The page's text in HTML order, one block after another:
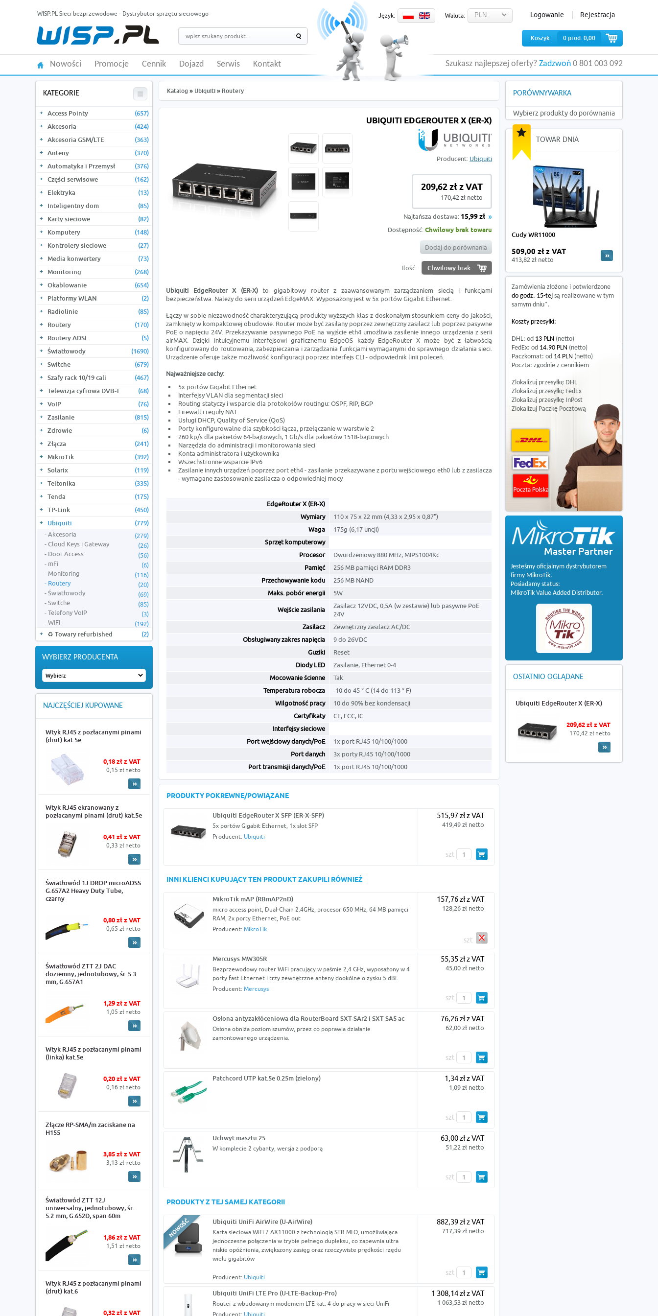
WISP.PL Sieci bezprzewodowe - Dystrybutor sprzętu sieciowego Język: Waluta: Logowanie Rejestracja
Koszyk 0 prod. 0,00
Szukasz najlepszej oferty? Zadzwoń 0 801 003 092
Nowości Promocje Cennik Dojazd Serwis Kontakt
KATEGORIE
Access Pointy
(657)
Akcesoria
(424)
Akcesoria GSM/LTE
(363)
Anteny
(370)
Automatyka i Przemysł
(376)
Części serwisowe
(162)
Elektryka
(13)
Inteligentny dom
(85)
Karty sieciowe
(82)
Komputery
(148)
Kontrolery sieciowe
(27)
Media konwertery
(73)
Monitoring
(268)
Okablowanie
(654)
Platformy WLAN
(2)
Radiolinie
(85)
Routery
(170)
Routery ADSL
(5)
Światłowody
(1690)
Switche
(679)
Szafy rack 10/19 cali
(467)
Telewizja cyfrowa DVB-T
(68)
VoIP
(76)
Zasilanie
(815)
Zdrowie
(6)
Złącza
(241)
MikroTik
(392)
Solarix
(119)
Teltonika
(335)
Tenda
(175)
TP-Link
(450)
Ubiquiti
(779)
Akcesoria
(279)
Cloud Keys i Gateway
(26)
Door Access
(56)
mFi
(6)
Monitoring
(116)
Routery
(20)
Światłowody
(69)
Switche
(85)
Telefony VoIP
(3)
WiFi
(192)
♻️ Towary refurbished
(2)
WYBIERZ PRODUCENTA
NAJCZĘŚCIEJ KUPOWANE
Wtyk RJ45 z pozłacanymi pinami
(drut) kat.5e
0,18 zł z VAT
0,15 zł netto
Wtyk RJ45 ekranowany z
pozłacanymi pinami (drut) kat.5e
0,41 zł z VAT
0,33 zł netto
Światłowód 1J DROP microADSS
G.657A2 Heavy Duty Tube,
czarny
0,80 zł z VAT
0,65 zł netto
Światłowód ZTT 2J DAC
doziemny, jednotubowy, śr. 5.3
mm, G.657A1
1,29 zł z VAT
1,05 zł netto
Wtyk RJ45 z pozłacanymi pinami
(linka) kat.5e
0,20 zł z VAT
0,16 zł netto
Złącze RP-SMA/m zaciskane na
H155
3,85 zł z VAT
3,13 zł netto
Światłowód ZTT 12J
uniwersalny, jednotubowy, śr.
5.2 mm, G.652D, span 60m
1,86 zł z VAT
1,51 zł netto
Wtyk RJ45 z pozłacanymi pinami
(drut) kat.6
0,32 zł z VAT
Katalog » Ubiquiti » Routery
UBIQUITI EDGEROUTER X (ER-X)
Producent: Ubiquiti
209,62 zł z VAT
170,42 zł netto
Najtańsza dostawa: 15,99 zł
Dostępność:Chwilowy brak towaru
Dodaj do porównania
Ilość:
Ubiquiti EdgeRouter X (ER-X) to gigabitowy router z zaawansowanym zarządzaniem siecią i funkcjami
bezpieczeństwa. Należy do serii urządzeń EdgeMAX. Wyposażony jest w 5x portów Gigabit Ethernet.
Łączy w sobie niezawodność charakteryzującą produkty wyższych klas z doskonałym stosunkiem ceny do jakości,
zamknięty w kompaktowej obudowie. Router może być zasilany poprzez zewnętrzny zasilacz lub poprzez pasywne
PoE o napięciu 24V. Przekazywanie pasywnego PoE na wyjście eth4 umożliwia zasilenie innego urządzenia z serii
airMAX. Dzięki intuicyjnemu interfejsowi graficznemu EdgeOS każdy EdgeRouter X może być z łatwością
konfigurowany do routowania, zabezpieczania i zarządzania funkcjami wymaganymi do sprawnego działania sieci.
Urządzenie oferuje także możliwość konfiguracji poprzez interfejs CLI - odpowiednik linii poleceń.
Najważniejsze cechy:
5x portów Gigabit Ethernet
Interfejsy VLAN dla segmentacji sieci
Routing statyczy i wsparcie dla protokołów routingu: OSPF, RIP, BGP
Firewall i reguły NAT
Usługi DHCP, Quality of Service (QoS)
Porty konfigurowalne dla szybkości łącza, przełączanie w warstwie 2
260 kp/s dla pakietów 64-bajtowych, 1 Gb/s dla pakietów 1518-bajtowych
Narzędzia do administracji i monitorowania sieci
Konta administratora i użytkownika
Wszechstronne wsparcie IPv6
Zasilanie innych urządzeń poprzez port eth4 - zasilanie przekazywane z portu wejściowego eth0 lub z zasilacza
- wymagane zastosowanie zasilacza o odpowiedniej mocy
EdgeRouter X (ER-X)
Wymiary
110 x 75 x 22 mm (4,33 x 2,95 x 0,87")
Waga
175g (6,17 uncji)
Sprzęt komputerowy
Procesor
Dwurdzeniowy 880 MHz, MIPS1004Kc
Pamięć
256 MB pamięci RAM DDR3
Przechowywanie kodu
256 MB NAND
Maks. pobór energii
5W
Wejście zasilania
Zasilacz 12VDC, 0,5A (w zestawie) lub pasywne PoE
24V
Zasilacz
Zewnętrzny zasilacz AC/DC
Obsługiwany zakres napięcia
9 do 26VDC
Guziki
Reset
Diody LED
Zasilanie, Ethernet 0-4
Mocowanie ścienne
Tak
Temperatura robocza
-10 do 45 ° C (14 do 113 ° F)
Wilgotność pracy
10 do 90% bez kondensacji
Certyfikaty
CE, FCC, IC
Interfejsy sieciowe
Port wejściowy danych/PoE
1x port RJ45 10/100/1000
Port danych
3x porty RJ45 10/100/1000
Port transmisji danych/PoE
1x port RJ45 10/100/1000
PRODUKTY POKREWNE/POWIĄZANE
Ubiquiti EdgeRouter X SFP (ER-X-SFP)
5x portów Gigabit Ethernet, 1x slot SFP
Producent: Ubiquiti
515,97 zł z VAT
419,49 zł netto
szt
INNI KLIENCI KUPUJĄCY TEN PRODUKT ZAKUPILI RÓWNIEŻ
MikroTik mAP (RBmAP2nD)
micro access point, Dual-Chain 2.4GHz, procesor 650 MHz, 64 MB pamięci
RAM, 2x porty Ethernet, PoE out
Producent: MikroTik
157,76 zł z VAT
128,26 zł netto
szt
Mercusys MW305R
Bezprzewodowy router WiFi pracujący w paśmie 2,4 GHz, wyposażony w 4
porty fast Ethernet i trzy zewnętrzne anteny dookólne o zysku 5 dBi.
Producent: Mercusys
55,35 zł z VAT
45,00 zł netto
szt
Osłona antyzakłóceniowa dla RouterBoard SXT-SAr2 i SXT SA5 ac
Osłona obniża poziom szumów, przez co poprawia działanie
zamontowanego urządzenia.
76,26 zł z VAT
62,00 zł netto
szt
Patchcord UTP kat.5e 0.25m (zielony) 1,34 zł z VAT
1,09 zł netto
szt
Uchwyt masztu 25
W komplecie 2 cybanty, wersja z podporą
63,00 zł z VAT
51,22 zł netto
szt
PRODUKTY Z TEJ SAMEJ KATEGORII
Ubiquiti UniFi AirWire (U-AirWire)
Karta sieciowa WiFi 7 AX11000 z technologią STR MLO, umożliwiająca
jednoczesne połączenia w trybie pełnego dupleksu, co zapewnia ultra
niskie opóźnienia, zwiększony zasięg oraz rzeczywiste prędkości rzędu
wielu gigabitów
Producent: Ubiquiti
882,39 zł z VAT
717,39 zł netto
szt
Ubiquiti UniFi LTE Pro (U-LTE-Backup-Pro)
Router z wbudowanym modemem LTE kat. 4 do pracy w sieci UniFi
Producent: Ubiquiti
1 308,14 zł z VAT
1 063,53 zł netto
PORÓWNYWARKA
Wybierz produkty do porównania
TOWAR DNIA
Cudy WR11000
509,00 zł z VAT
413,82 zł netto
Zamówienia złożone i potwierdzone
do godz. 15-tej są realizowane w tym
samym dniu*.
Koszty przesyłki:
DHL: od 13 PLN (netto)
FedEx: od 14.90 PLN (netto)
Paczkomat: od 14 PLN (netto)
Poczta: zgodnie z cennikiem
Zlokalizuj przesyłkę DHL
Zlokalizuj przesyłkę FedEx
Zlokalizuj przesyłkę InPost
Zlokalizuj Paczkę Pocztową
Jesteśmy oficjalnym dystrybutorem
firmy MikroTik.
Posiadamy status:
MikroTik Value Added Distributor.
OSTATNIO OGLĄDANE
Ubiquiti EdgeRouter X (ER-X)
209,62 zł z VAT
170,42 zł netto